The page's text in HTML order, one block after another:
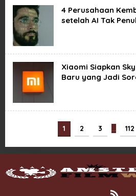
4 Perusahaan
setelah AI Tak
Xiaomi Siapkan
Baru yang Jadi
1 2 3 … 112